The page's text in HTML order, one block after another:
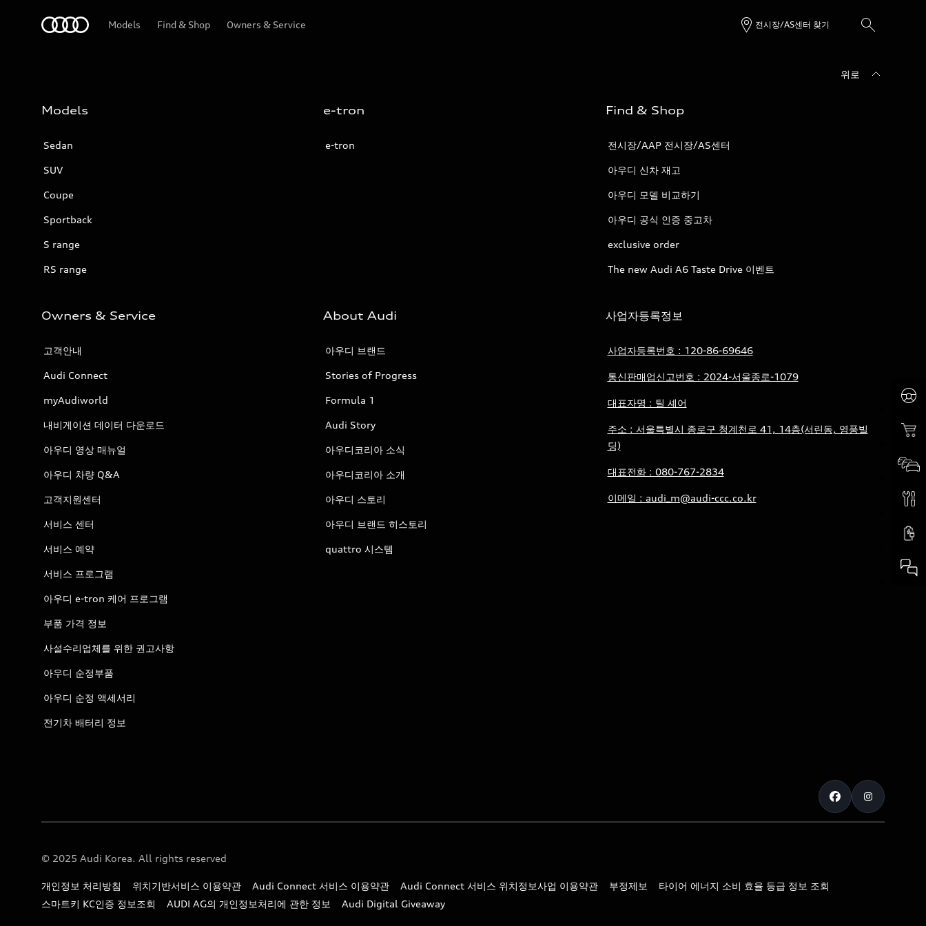
Models Find & Shop Owners & Service 전시장/AS센터 찾기
위로
Models
Sedan
SUV
Coupe
Sportback
S range
RS range
e-tron
e-tron
Find & Shop
전시장/AAP 전시장/AS센터
아우디 신차 재고
아우디 모델 비교하기
아우디 공식 인증 중고차
exclusive order
The new Audi A6 Taste Drive 이벤트
Owners & Service
고객안내
Audi Connect
myAudiworld
내비게이션 데이터 다운로드
아우디 영상 매뉴얼
아우디 차량 Q&A
고객지원센터
서비스 센터
서비스 예약
서비스 프로그램
아우디 e-tron 케어 프로그램
부품 가격 정보
사설수리업체를 위한 권고사항
아우디 순정부품
아우디 순정 액세서리
전기차 배터리 정보
About Audi
아우디 브랜드
Stories of Progress
Formula 1
Audi Story
아우디코리아 소식
아우디코리아 소개
아우디 스토리
아우디 브랜드 히스토리
quattro 시스템
사업자등록정보
사업자등록번호 : 120-86-69646
통신판매업신고번호 : 2024-서울종로-1079
대표자명 : 틸 셰어
주소 : 서울특별시 종로구 청계천로 41, 14층(서린동, 영풍빌
딩)
대표전화 : 080-767-2834
이메일 : audi_m@audi-ccc.co.kr
© 2025 Audi Korea. All rights reserved
개인정보 처리방침 위치기반서비스 이용약관 Audi Connect 서비스 이용약관 Audi Connect 서비스 위치정보사업 이용약관 부정제보
타이어 에너지 소비 효율 등급 정보 조회
스마트키 KC인증 정보조회
AUDI AG의 개인정보처리에 관한 정보 Audi Digital Giveaway